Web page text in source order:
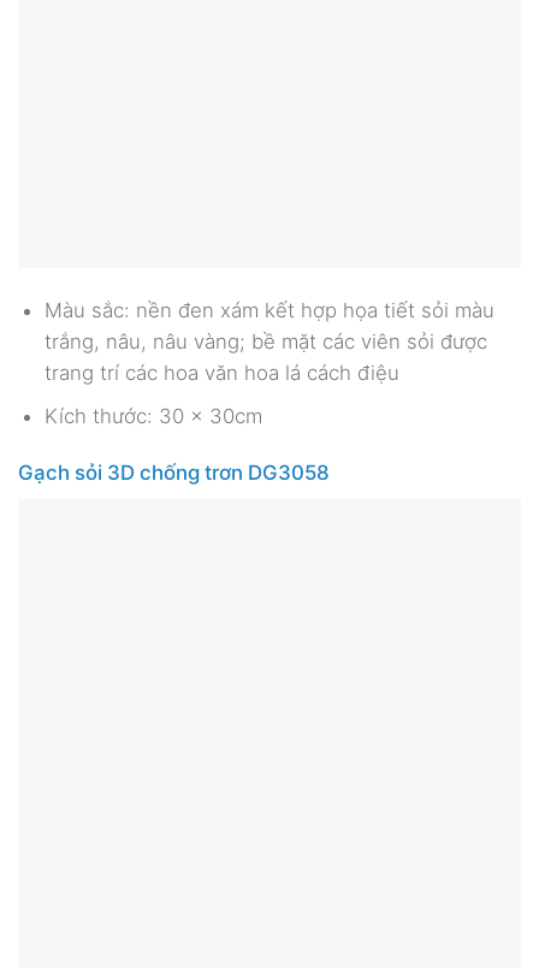
Màu sắc: nền đen xám kết hợp họa tiết sỏi màu
trắng, nâu, nâu vàng; bề mặt các viên sỏi được
trang trí các hoa văn hoa lá cách điệu
Kích thước: 30 x 30cm
Gạch sỏi 3D chống trơn DG3058